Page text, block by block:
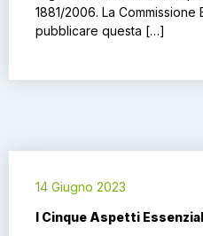
1881/2006. La
pubblicare questa […]
14 Giugno 2023
I Cinque Aspetti